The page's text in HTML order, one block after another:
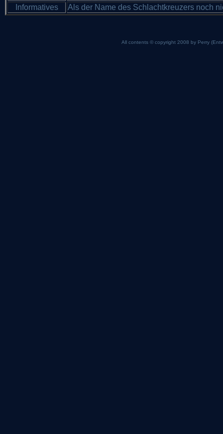
Informatives
Als der Name des Schlachtkreuzers noch
All contents © copyright 2008 by Perry